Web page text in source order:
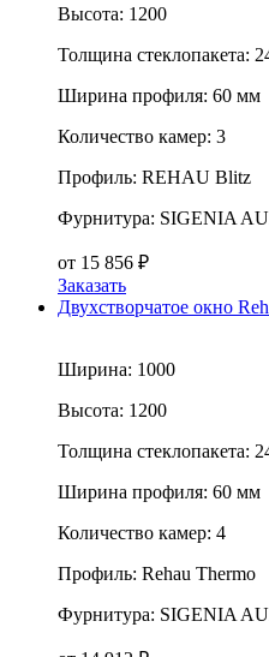
Высота: 1200
Толщина стеклопакета:
Ширина профиля: 60 мм
Количество камер: 3
Профиль: REHAU Blitz
Фурнитура: SIGENIA
от 15 856 ₽
Заказать
Двухстворчатое окно
Ширина: 1000
Высота: 1200
Толщина стеклопакета:
Ширина профиля: 60 мм
Количество камер: 4
Профиль: Rehau Thermo
Фурнитура: SIGENIA